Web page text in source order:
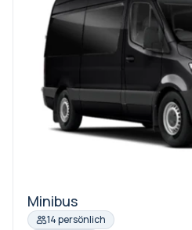
Minibus
14 persönlich